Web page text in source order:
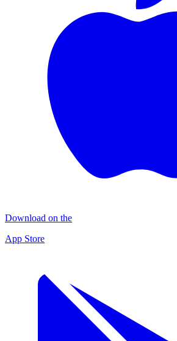
Download on the
App Store